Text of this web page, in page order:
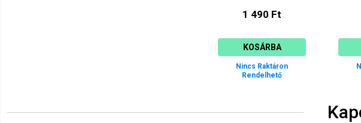
1 490 Ft
KOSÁRBA
Nincs Raktáron
Rendelhető